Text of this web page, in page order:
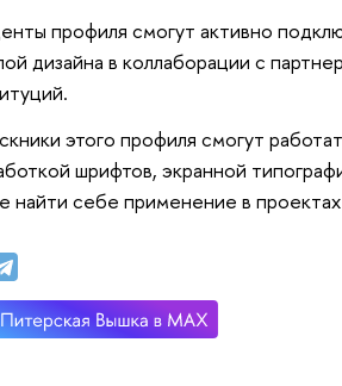
профиля смогут активно
дизайна в коллаборации с
этого профиля смогут
шрифтов, экранной
найти себе применение в